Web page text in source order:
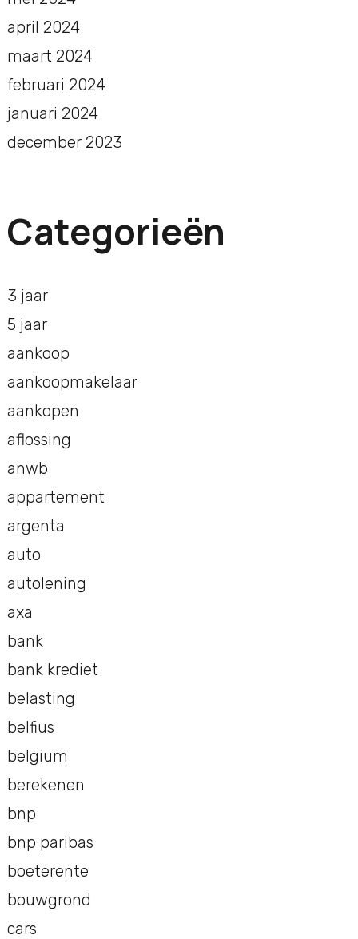
april 2024
maart 2024
februari 2024
januari 2024
december 2023
Categorieën
3 jaar
5 jaar
aankoop
aankoopmakelaar
aankopen
aflossing
anwb
appartement
argenta
auto
autolening
axa
bank
bank krediet
belasting
belfius
belgium
berekenen
bnp
bnp paribas
boeterente
bouwgrond
cars